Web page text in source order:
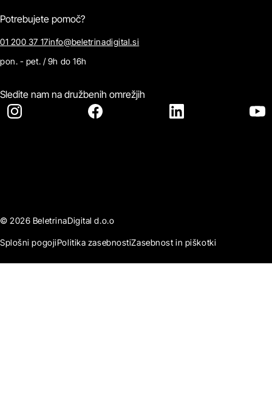
Potrebujete pomoč?
01 200 37 17info@beletrinadigital.si
pon. - pet. / 9h do 16h
Sledite nam na družbenih omrežjih
© 2026 BeletrinaDigital d.o.o
Splošni pogojiPolitika zasebnostiZasebnost in piškotki